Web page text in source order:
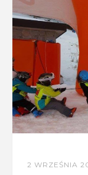
2 WRZEŚNIA